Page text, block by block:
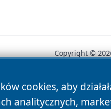
cookies, aby
analitycznych,
Copyright ©
News Autorzy